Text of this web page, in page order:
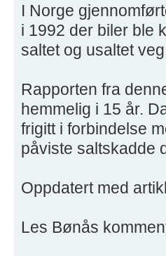
I Norge
i 1992 der biler ble
saltet og usaltet
Rapporten fra
hemmelig i 15 år.
frigitt i forbindelse
påviste saltskadde
Oppdatert med
Les Bønås